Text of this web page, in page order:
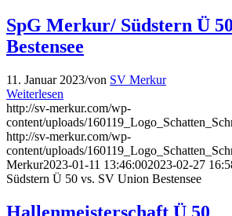
SpG Merkur/ Südstern Ü
Bestensee
11. Januar 2023/von SV Merkur
Weiterlesen
http://sv-merkur.com/wp-
content/uploads/
http://sv-merkur.com/wp-
content/uploads/
Merkur2023-01-11 13:46:002023-02-27
Südstern Ü 50 vs. SV Union Bestensee